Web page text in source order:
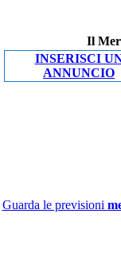
Il
INSERISCI
ANNUNCIO
Guarda le previsioni